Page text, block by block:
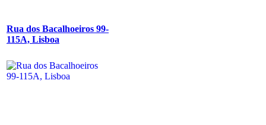
Rua dos Bacalhoeiros 99-
115A, Lisboa